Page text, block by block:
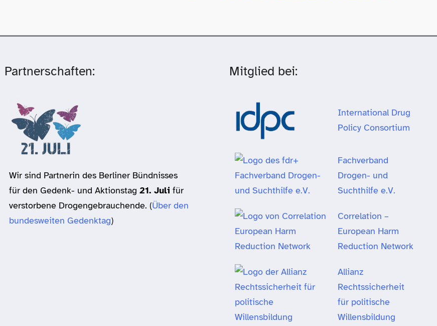
Partnerschaften:
Wir sind Partnerin des Berliner Bündnisses
für den Gedenk- und Aktionstag21. Juli für
verstorbene Drogengebrauchende. (Über den
bundesweiten Gedenktag)
Mitglied bei:
International Drug
Policy Consortium
Fachverband
Drogen- und
Suchthilfe e.V.
Correlation –
European Harm
Reduction Network
Allianz
Rechtssicherheit
für politische
Willensbildung